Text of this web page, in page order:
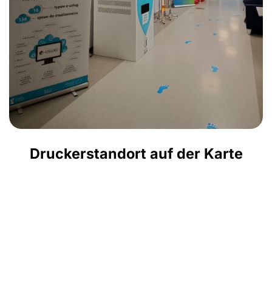
Druckerstandort auf der Karte